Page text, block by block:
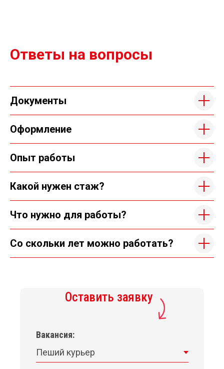
Ответы на вопросы
Документы
Оформление
Опыт работы
Какой нужен стаж?
Что нужно для работы?
Со скольки лет можно работать?
Вакансия:
Оставить заявку